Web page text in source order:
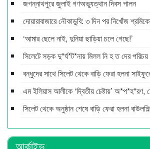
জগন্নাথপুরে জুলাই গণঅভ্যুত্থান দিবস পালন
দোয়ারাবাজারে নৌকাডুবি: ৩ দিন পর নিখোঁজ
‘আমার ছেলে নাই, দুনিয়া ছাড়িয়া চলে গেছে!’
সিলেটে সড়ক দু*র্ঘ*ট*নায় মিলল নি হ ত দের পরিচয়
বন্ধুদের সাথে সিলেট থেকে বাড়ি ফেরা হলনা
এম ইলিয়াস আলীকে ‘দ্বিতীয় চেষ্টায়’ অ*প*হ*রণ,
সিলেট থেকে অনুষ্ঠান শেষে বাড়ি ফেরা হলনা
আর্কাইভ